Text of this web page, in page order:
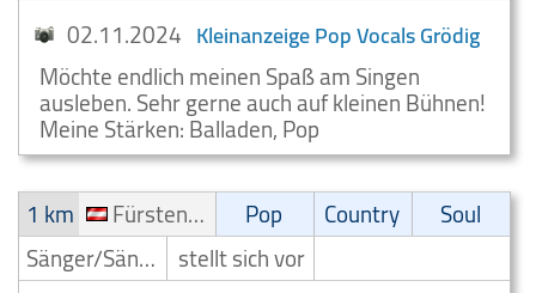
02.11.2024 Kleinanzeige Pop Vocals Grödig
Möchte endlich meinen Spaß am Singen
ausleben. Sehr gerne auch auf kleinen Bühnen!
Meine Stärken: Balladen, Pop
1 km
Fürstenbrunn Pop Country
Soul
Sänger/Sängerin stellt sich vor